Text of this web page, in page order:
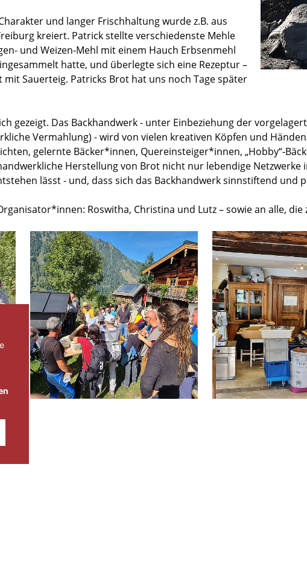
und langer Frischhaltung wurde z.B. aus
kreiert. Patrick stellte verschiedenste Mehle
und Weizen-Mehl mit einem Hauch Erbsenmehl
hatte, und überlegte sich eine Rezeptur –
Sauerteig. Patricks Brot hat uns noch Tage später
gezeigt. Das Backhandwerk - unter Einbeziehung der
Vermahlung) - wird von vielen kreativen Köpfen und
gelernte Bäcker*innen, Quereinsteiger*innen, „Hobby“-
Herstellung von Brot nicht nur lebendige
lässt - und, dass sich das Backhandwerk sinnstiftend und
Roswitha, Christina und Lutz – sowie an alle,